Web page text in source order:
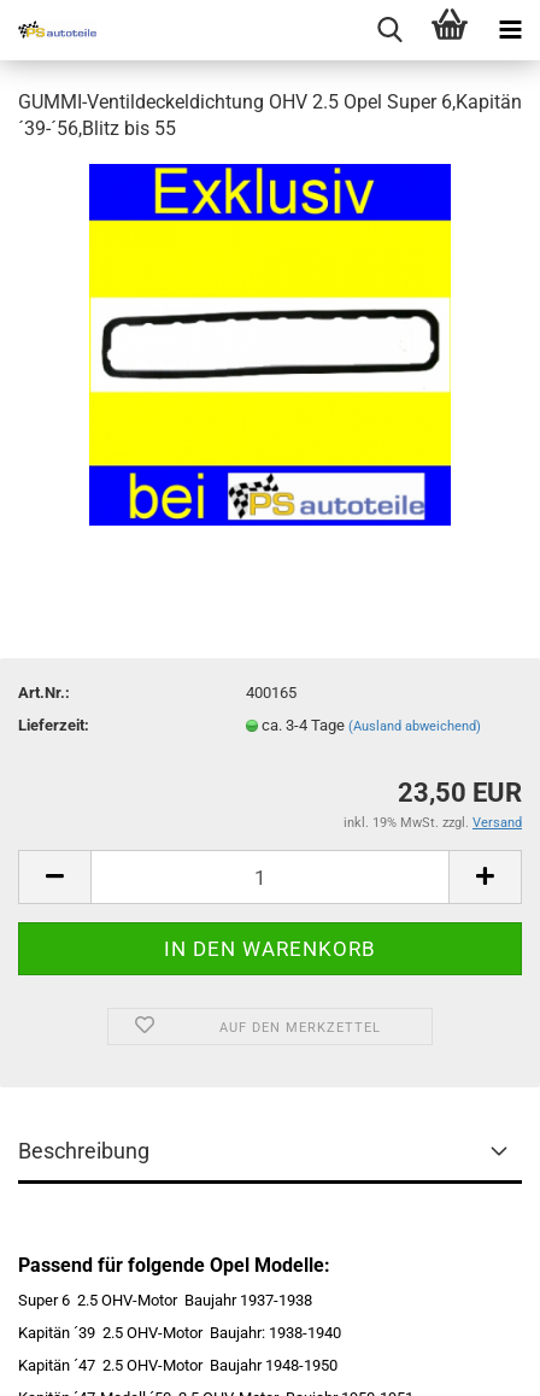
GUMMI-Ventildeckeldichtung OHV 2.5 Opel Super 6,Kapitän
´39-´56,Blitz bis 55
Art.Nr.:
400165
Lieferzeit:
ca. 3-4 Tage(Ausland abweichend)
23,50 EUR
inkl. 19% MwSt. zzgl. Versand
AUF DEN MERKZETTEL
Beschreibung
Passend für folgende Opel Modelle:
Super 6 2.5 OHV-Motor Baujahr 1937-1938
Kapitän ´39 2.5 OHV-Motor Baujahr: 1938-1940
Kapitän ´47 2.5 OHV-Motor Baujahr 1948-1950